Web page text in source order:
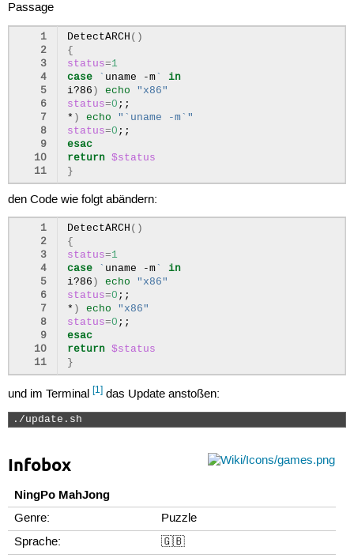
Passage
1
2
3
4
5
6
7
8
9
10
11
DetectARCH ()
{
status=1
case
` uname -m`
in
i?86 ) echo
"x86"
status=0 ;;
* ) echo
"`uname -m`"
status=0 ;;
esac
return $status
}
den Code wie folgt abändern:
1
2
3
4
5
6
7
8
9
10
11
DetectARCH ()
{
status=1
case
` uname -m `
in
i?86 ) echo
"x86"
status=0 ;;
* ) echo
"x86"
status=0 ;;
esac
return $status
}
und im Terminal [1]das Update anstoßen:
./update.sh
Infobox
NingPo MahJong
Genre:
Puzzle
Sprache:
🇬🇧